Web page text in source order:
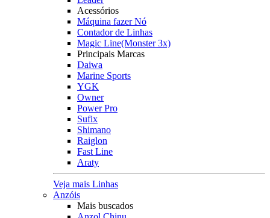
Acessórios
Máquina fazer Nó
Contador de Linhas
Magic Line(Monster 3x)
Principais Marcas
Daiwa
Marine Sports
YGK
Owner
Power Pro
Sufix
Shimano
Raiglon
Fast Line
Araty
Veja mais Linhas
Anzóis
Mais buscados